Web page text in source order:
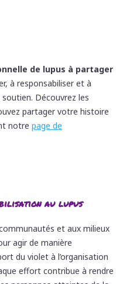
de lupus à partager
à responsabiliser et à
Découvrez les
partager votre histoire
notre page de
au lupus
et aux milieux
agir de manière
du violet à l’organisation
effort contribue à rendre